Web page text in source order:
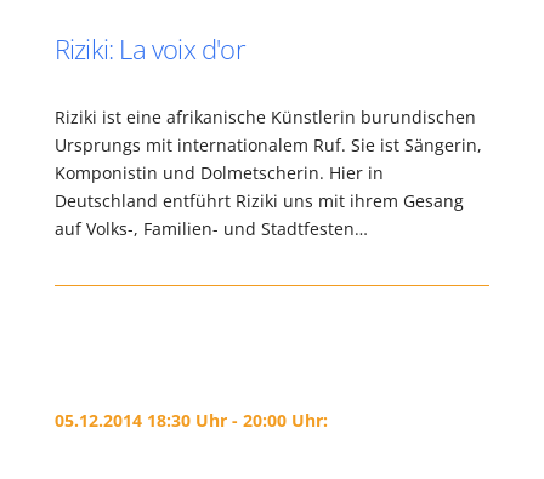
Riziki: La voix d'or
Riziki ist eine afrikanische Künstlerin burundischen
Ursprungs mit internationalem Ruf. Sie ist Sängerin,
Komponistin und Dolmetscherin. Hier in
Deutschland entführt Riziki uns mit ihrem Gesang
auf Volks-, Familien- und Stadtfesten…
05.12.2014 18:30 Uhr - 20:00 Uhr: